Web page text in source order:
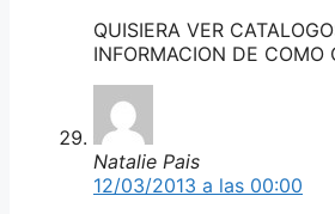
QUISIERA VER
INFORMACION DE COMO
Natalie Pais
12/03/2013 a las 00:00